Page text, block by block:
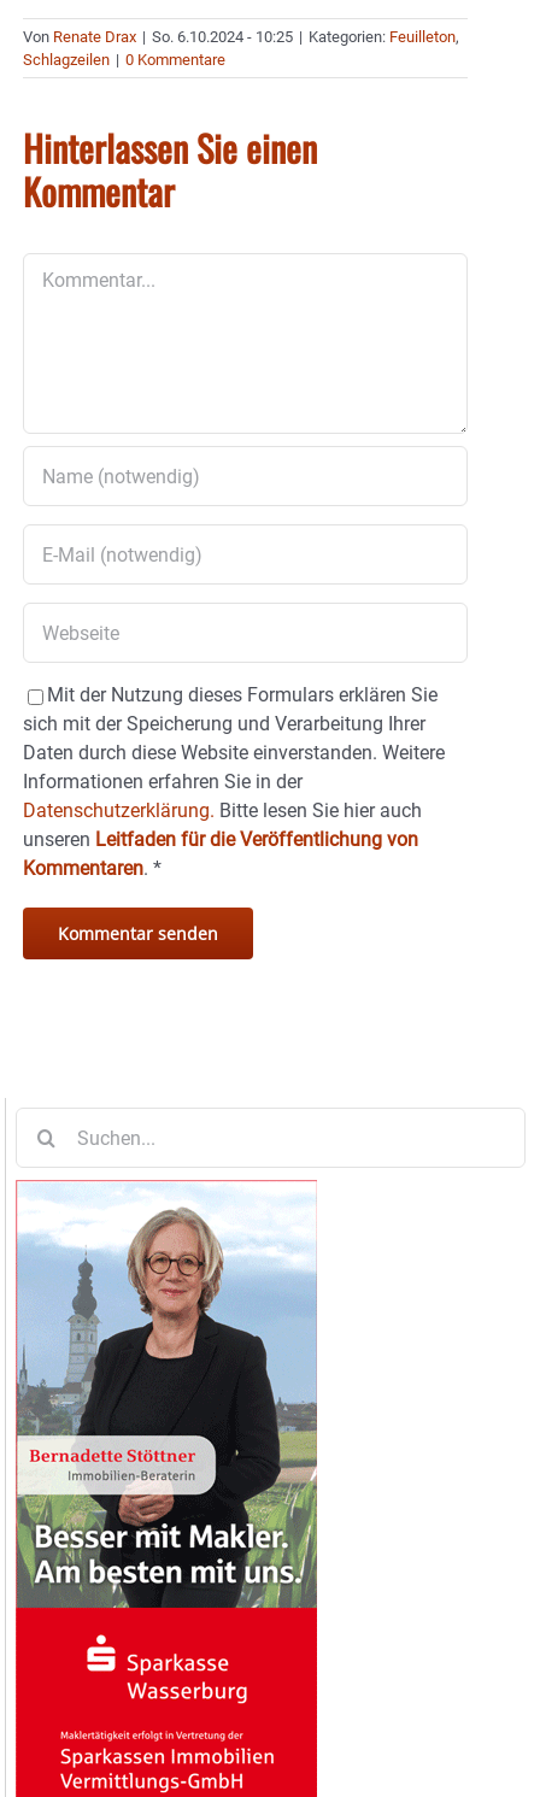
Von Renate Drax | So. 6.10.2024 - 10:25 | Kategorien: Feuilleton,
Schlagzeilen | 0 Kommentare
Hinterlassen Sie einen
Kommentar
Mit der Nutzung dieses Formulars erklären Sie
sich mit der Speicherung und Verarbeitung Ihrer
Daten durch diese Website einverstanden. Weitere
Informationen erfahren Sie in der
Datenschutzerklärung. Bitte lesen Sie hier auch
unseren Leitfaden für die Veröffentlichung von
Kommentaren. *
nach: